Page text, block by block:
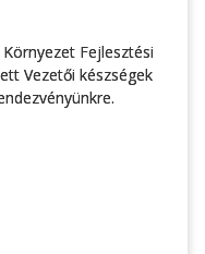
Fejlesztési
Vezetői készségek